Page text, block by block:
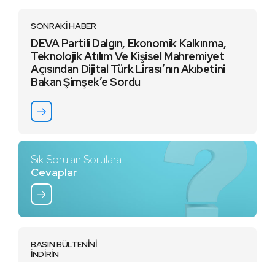
SONRAKİ HABER
DEVA Partili Dalgın, Ekonomik Kalkınma,
Teknolojik Atılım Ve Kişisel Mahremiyet
Açısından Dijital Türk Lirası’nın Akıbetini
Bakan Şimşek’e Sordu
Sık Sorulan Sorulara
Cevaplar
BASIN BÜLTENİNİ
İNDİRİN